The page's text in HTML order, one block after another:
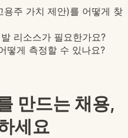
용주 가치 제안)를 어떻게 찾
리소스가 필요한가요?
떻게 측정할 수 있나요?
만드는 채용,
세요